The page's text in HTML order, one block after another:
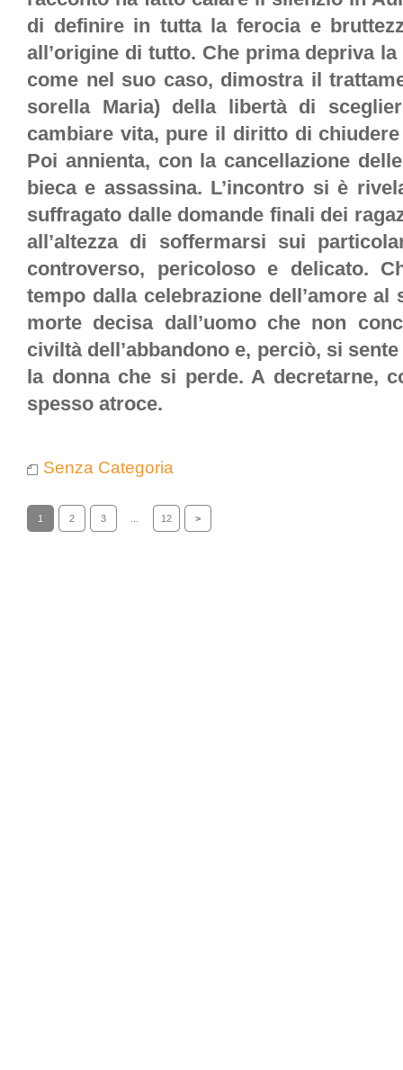
di definire in tutta la ferocia e
all’origine di tutto. Che prima depriva
come nel suo caso, dimostra il
sorella Maria) della libertà di
cambiare vita, pure il diritto di chiudere
Poi annienta, con la cancellazione
bieca e assassina. L’incontro si è
suffragato dalle domande finali dei
all’altezza di soffermarsi sui
controverso, pericoloso e delicato.
tempo dalla celebrazione dell’amore
morte decisa dall’uomo che non
civiltà dell’abbandono e, perciò, si
la donna che si perde. A decretarne,
spesso atroce.
Senza Categoria
1 2 3 12 >